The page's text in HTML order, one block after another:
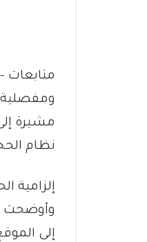
متابعات
ومفصلية
نظام
​إلزامية
​وأوضحت
إلى